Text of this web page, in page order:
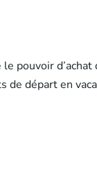
pouvoir
de départ en